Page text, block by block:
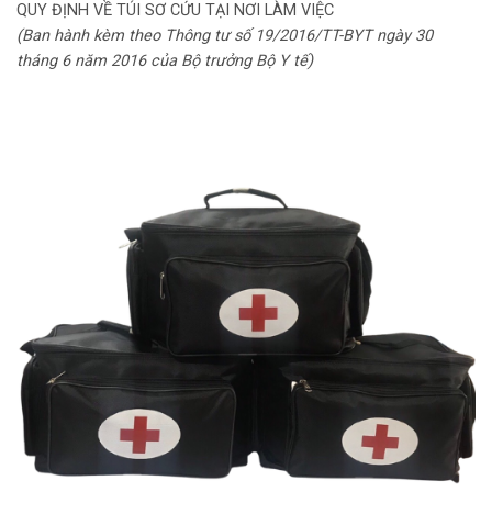
QUY ĐỊNH VỀ TÚI SƠ CỨU TẠI NƠI LÀM VIỆC
(Ban hành kèm theo Thông tư số 19/2016/TT-BYT ngày 30
tháng 6 năm 2016 của Bộ trưởng Bộ Y tế)